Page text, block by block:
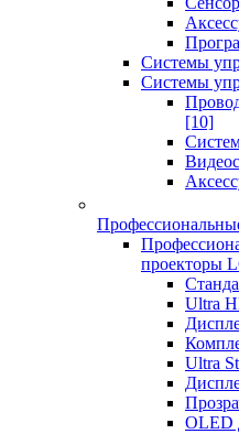
Системы
Системы
[10]
проекторы
Ultra
Ultra
OLED